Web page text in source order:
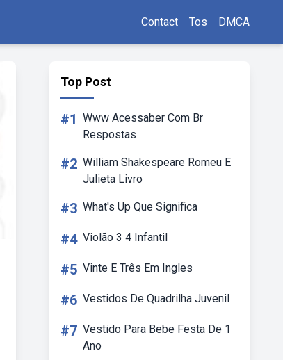
Contact Tos DMCA
Top Post
#1 Www Acessaber Com Br
Respostas
#2 William Shakespeare Romeu E
Julieta Livro
#3 What's Up Que Significa
#4 Violão 3 4 Infantil
#5 Vinte E Três Em Ingles
#6 Vestidos De Quadrilha Juvenil
#7 Vestido Para Bebe Festa De 1
Ano